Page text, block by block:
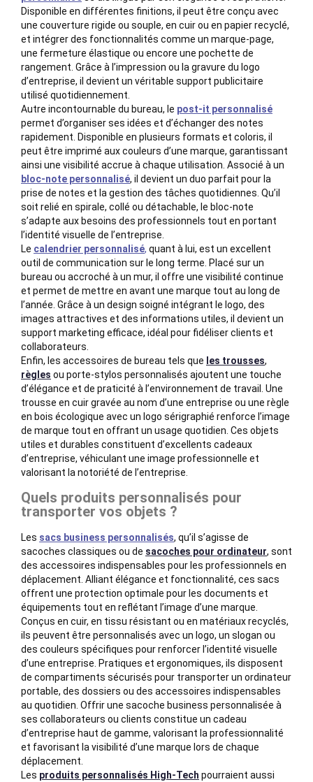
Disponible en différentes finitions, il peut être conçu avec
une couverture rigide ou souple, en cuir ou en papier recyclé,
et intégrer des fonctionnalités comme un marque-page,
une fermeture élastique ou encore une pochette de
rangement. Grâce à l’impression ou la gravure du logo
d’entreprise, il devient un véritable support publicitaire
utilisé quotidiennement.
Autre incontournable du bureau, le post-it personnalisé
permet d’organiser ses idées et d’échanger des notes
rapidement. Disponible en plusieurs formats et coloris, il
peut être imprimé aux couleurs d’une marque, garantissant
ainsi une visibilité accrue à chaque utilisation. Associé à un
bloc-note personnalisé, il devient un duo parfait pour la
prise de notes et la gestion des tâches quotidiennes. Qu’il
soit relié en spirale, collé ou détachable, le bloc-note
s’adapte aux besoins des professionnels tout en portant
l’identité visuelle de l’entreprise.
Le calendrier personnalisé, quant à lui, est un excellent
outil de communication sur le long terme. Placé sur un
bureau ou accroché à un mur, il offre une visibilité continue
et permet de mettre en avant une marque tout au long de
l’année. Grâce à un design soigné intégrant le logo, des
images attractives et des informations utiles, il devient un
support marketing efficace, idéal pour fidéliser clients et
collaborateurs.
Enfin, les accessoires de bureau tels que les trousses,
règles ou porte-stylos personnalisés ajoutent une touche
d’élégance et de praticité à l’environnement de travail. Une
trousse en cuir gravée au nom d’une entreprise ou une règle
en bois écologique avec un logo sérigraphié renforce l’image
de marque tout en offrant un usage quotidien. Ces objets
utiles et durables constituent d’excellents cadeaux
d’entreprise, véhiculant une image professionnelle et
valorisant la notoriété de l’entreprise.
Quels produits personnalisés pour
transporter vos objets ?
Les sacs business personnalisés, qu’il s’agisse de
sacoches classiques ou de sacoches pour ordinateur, sont
des accessoires indispensables pour les professionnels en
déplacement. Alliant élégance et fonctionnalité, ces sacs
offrent une protection optimale pour les documents et
équipements tout en reflétant l’image d’une marque.
Conçus en cuir, en tissu résistant ou en matériaux recyclés,
ils peuvent être personnalisés avec un logo, un slogan ou
des couleurs spécifiques pour renforcer l’identité visuelle
d’une entreprise. Pratiques et ergonomiques, ils disposent
de compartiments sécurisés pour transporter un ordinateur
portable, des dossiers ou des accessoires indispensables
au quotidien. Offrir une sacoche business personnalisée à
ses collaborateurs ou clients constitue un cadeau
d’entreprise haut de gamme, valorisant la professionnalité
et favorisant la visibilité d’une marque lors de chaque
déplacement.
Les produits personnalisés High-Tech pourraient aussi